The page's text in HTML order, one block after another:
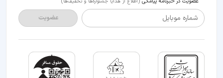
شماره موبایل عضویت